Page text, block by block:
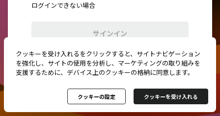
ログインできない場合
サインイン
初めてご利用ですか？新規登録
クッキーを受け入れるをクリックすると、サイトナビゲーション
を強化し、サイトの使用を分析し、マーケティングの取り組みを
支援するために、デバイス上のクッキーの格納に同意します。
クッキーの設定 クッキーを受け入れる